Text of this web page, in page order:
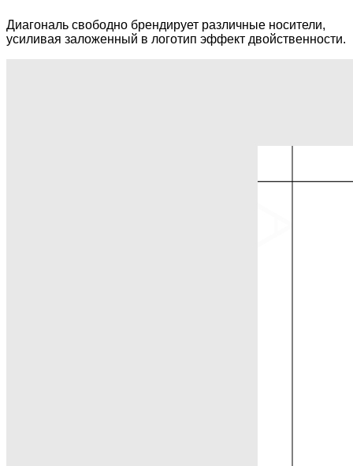
Диагональ свободно брендирует различные носители,
усиливая заложенный в логотип эффект двойственности.